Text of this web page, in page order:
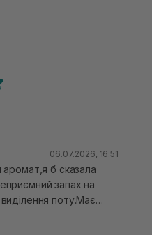
06.07.2026, 16:51
аромат,я б сказала
запах на
поту.Має
зручно і
сподобалася🌸